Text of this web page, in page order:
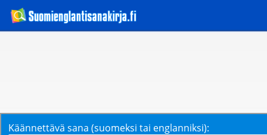
Käännettävä sana (suomeksi tai englanniksi):